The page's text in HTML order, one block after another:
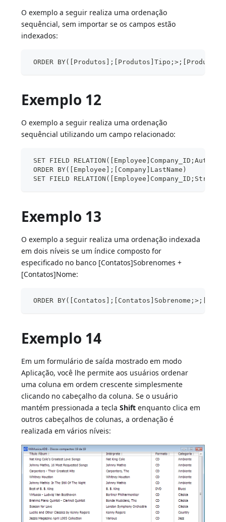
O exemplo a seguir realiza uma ordenação
sequêncial, sem importar se os campos estão
indexados:
ORDER
Exemplo 12
O exemplo a seguir realiza uma ordenação
sequêncial utilizando um campo relacionado:
SET FIELD
ORDER BY([Employee];[Company]LastName)
SET FIELD
Exemplo 13
O exemplo a seguir realiza uma ordenação indexada
em dois níveis se um índice composto for
especificado no banco [Contatos]Sobrenomes +
[Contatos]Nome:
ORDER
Exemplo 14
Em um formulário de saída mostrado em modo
Aplicação, você lhe permite aos usuários ordenar
uma coluna em ordem crescente simplesmente
clicando no cabeçalho da coluna. Se o usuário
mantém pressionada a teclaShift enquanto clica em
outros cabeçalhos de colunas, a ordenação é
realizada em vários níveis: